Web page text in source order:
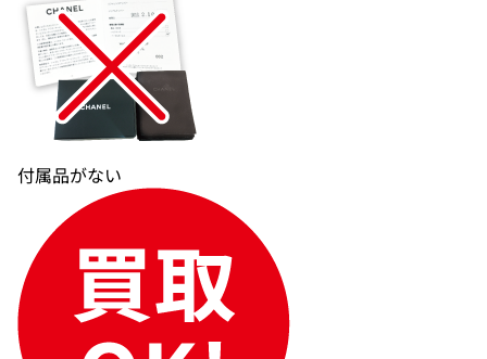
付属品がない